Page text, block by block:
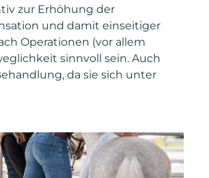
zur Erhöhung der
und damit einseitiger
Operationen (vor allem
sinnvoll sein. Auch
da sie sich unter